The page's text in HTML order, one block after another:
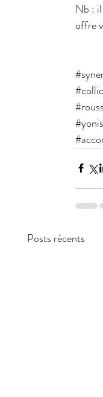
Nb :
offre
Posts récents